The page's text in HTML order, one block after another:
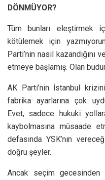
DÖNMÜYOR?
Tüm bunları eleştirmek
kötülemek için
Parti’nin nasıl kazandığını
etmeye başlamış. Olan
AK Parti’nin İstanbul
fabrika ayarlarına çok
Evet, sadece hukuki
kaybolmasına müsaade
defasında YSK’nın
doğru şeyler.
Ancak seçim